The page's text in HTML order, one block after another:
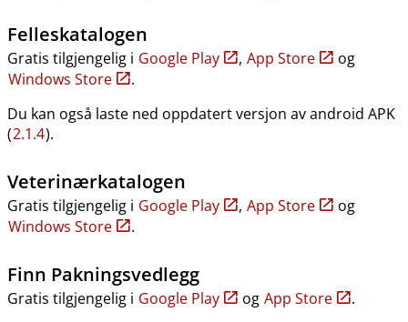
Felleskatalogen
Gratis tilgjengelig i Google Play , App Store
og
Windows Store
.
Du kan også laste ned oppdatert versjon av android APK
(2.1.4).
Veterinærkatalogen
Gratis tilgjengelig i Google Play , App Store
og
Windows Store
.
Finn Pakningsvedlegg
Gratis tilgjengelig i Google Play og App Store .